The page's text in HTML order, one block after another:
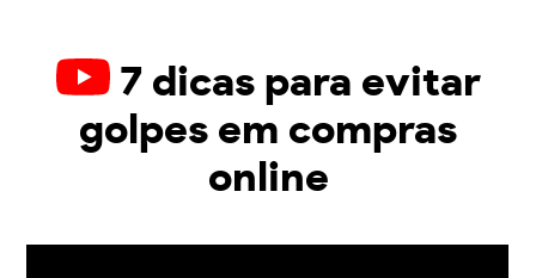
7 dicas para evitar
golpes em compras
online